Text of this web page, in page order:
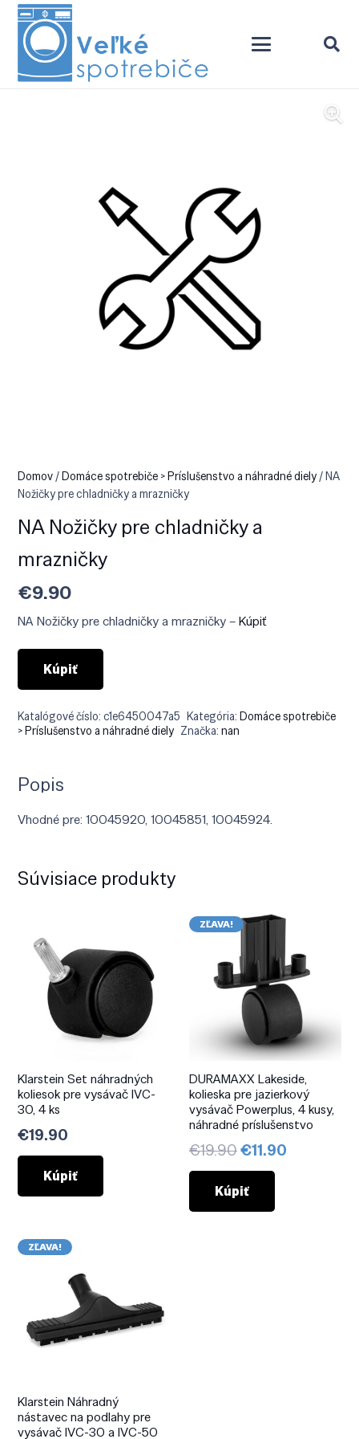
Domov/Domáce spotrebiče > Príslušenstvo a náhradné diely/ NA
Nožičky pre chladničky a mrazničky
NA Nožičky pre chladničky a
mrazničky
€9.90
NA Nožičky pre chladničky a mrazničky –Kúpiť
Kúpiť
Katalógové číslo:c1e6450047a5 Kategória:Domáce spotrebiče
> Príslušenstvo a náhradné diely Značka:nan
Popis
Vhodné pre: 10045920, 10045851, 10045924.
Súvisiace produkty
Klarstein Set náhradných
koliesok pre vysávač IVC-
30, 4 ks
€19.90
Kúpiť
ZĽAVA!
DURAMAXX Lakeside,
kolieska pre jazierkový
vysávač Powerplus, 4 kusy,
náhradné príslušenstvo
€19.90Pôvodná
cena
bola:
€19.90.
€11.90
Kúpiť
ZĽAVA!
Klarstein Náhradný
nástavec na podlahy pre
vysávač IVC-30 a IVC-50